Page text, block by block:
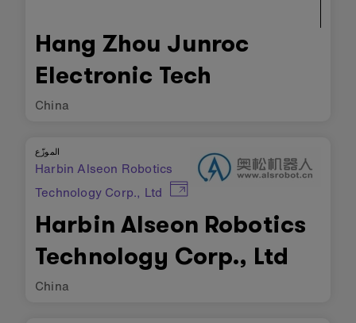
Hang Zhou Junroc
Electronic Tech
China
الموزّع
Harbin Alseon Robotics
Technology Corp., Ltd
Harbin Alseon Robotics
Technology Corp., Ltd
China